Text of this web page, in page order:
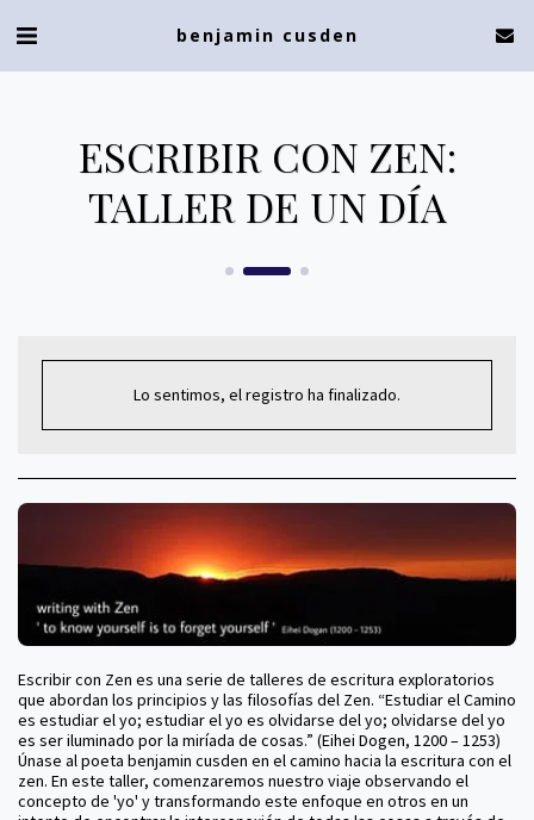
benjamin cusden
ESCRIBIR CON ZEN:
TALLER DE UN DÍA
Lo sentimos, el registro ha finalizado.
Escribir con Zen es una serie de talleres de escritura exploratorios
que abordan los principios y las filosofías del Zen. “Estudiar el Camino
es estudiar el yo; estudiar el yo es olvidarse del yo; olvidarse del yo
es ser iluminado por la miríada de cosas.” (Eihei Dogen, 1200 – 1253)
Únase al poeta benjamin cusden en el camino hacia la escritura con el
zen. En este taller, comenzaremos nuestro viaje observando el
concepto de 'yo' y transformando este enfoque en otros en un